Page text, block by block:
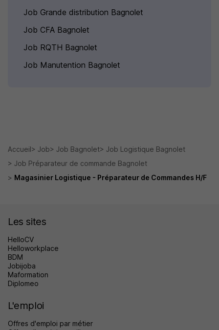
Job Grande distribution Bagnolet
Job CFA Bagnolet
Job RQTH Bagnolet
Job Manutention Bagnolet
Accueil Job Job Bagnolet
Job Logistique Bagnolet
Job Préparateur de commande Bagnolet
Magasinier Logistique - Préparateur de Commandes H/F
Les sites
HelloCV
Helloworkplace
BDM
Jobijoba
Maformation
Diplomeo
L'emploi
Offres d'emploi par métier